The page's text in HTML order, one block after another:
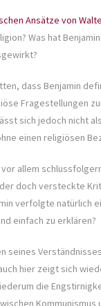
Ansätze von
Was hat
dass Benjamin
Fragestellungen
sich jedoch nicht
einen religiösen
allem
doch versteckte
verfolgte natürlich
einfach zu erklären?
seines
hier zeigt sich
die